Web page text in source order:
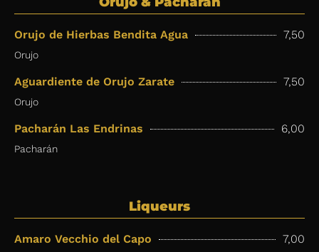
Orujo de Hierbas Bendita Agua 7,50
Orujo
Aguardiente de Orujo Zarate 7,50
Orujo
Pacharán Las Endrinas 6,00
Pacharán
Liqueurs
Amaro Vecchio del Capo 7,00